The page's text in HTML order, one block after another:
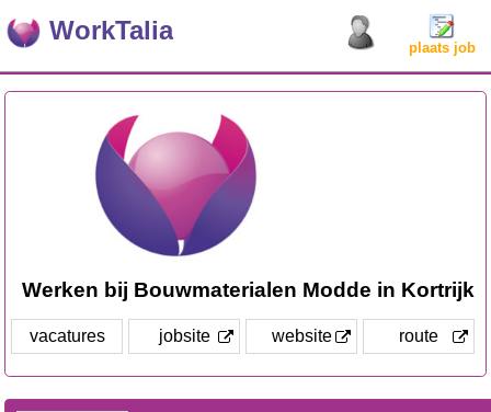
WorkTalia
plaats job
Werken bij Bouwmaterialen Modde in Kortrijk
vacatures jobsite website route